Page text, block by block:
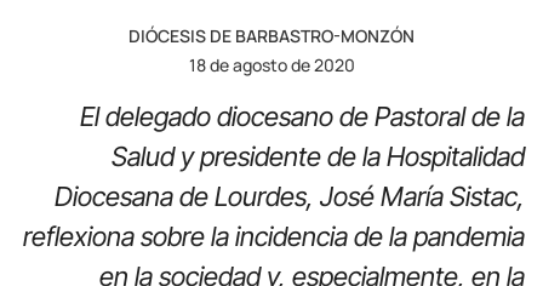
DIÓCESIS DE BARBASTRO-MONZÓN
18 de agosto de 2020
El delegado diocesano de Pastoral de la
Salud y presidente de la Hospitalidad
Diocesana de Lourdes, José María Sistac,
reflexiona sobre la incidencia de la pandemia
en la sociedad y, especialmente, en la